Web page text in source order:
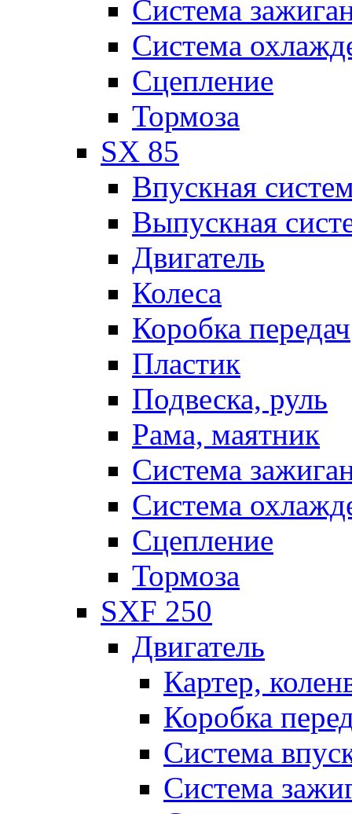
Система
Система
Сцепление
Тормоза
SX 85
Впускная
Выпускная
Двигатель
Колеса
Коробка передач
Пластик
Подвеска, руль
Рама, маятник
Система
Система
Сцепление
Тормоза
SXF 250
Двигатель
Картер,
Коробка
Система
Система